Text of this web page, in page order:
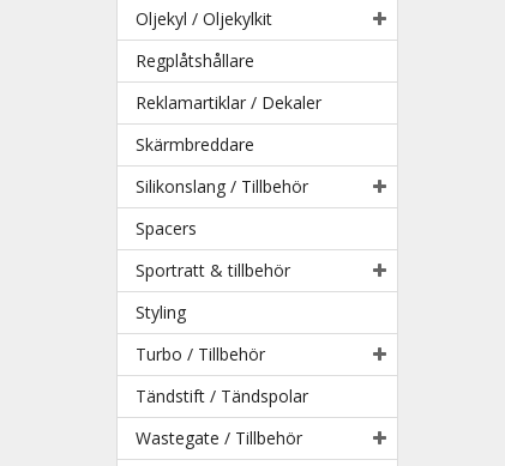
Oljekyl / Oljekylkit
Regplåtshållare
Reklamartiklar / Dekaler
Skärmbreddare
Silikonslang / Tillbehör
Spacers
Sportratt & tillbehör
Styling
Turbo / Tillbehör
Tändstift / Tändspolar
Wastegate / Tillbehör